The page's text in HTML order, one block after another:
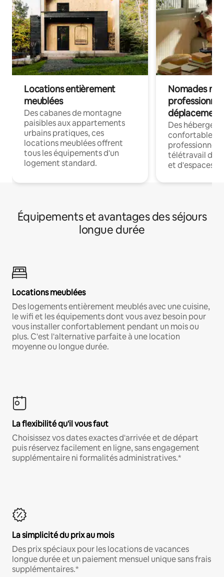
Locations entièrement
meublées
Des cabanes de montagne
paisibles aux appartements
urbains pratiques, ces
locations meublées offrent
tous les équipements d'un
logement standard.
Nomades
déplacement
Des
confortables
professionnels
télétravail
et d'espaces
Équipements et avantages des séjours
longue durée
Locations meublées
Des logements entièrement meublés avec une cuisine,
le wifi et les équipements dont vous avez besoin pour
vous installer confortablement pendant un mois ou
plus. C'est l'alternative parfaite à une location
moyenne ou longue durée.
La flexibilité qu'il vous faut
Choisissez vos dates exactes d'arrivée et de départ
puis réservez facilement en ligne, sans engagement
supplémentaire ni formalités administratives.*
La simplicité du prix au mois
Des prix spéciaux pour les locations de vacances
longue durée et un paiement mensuel unique sans frais
supplémentaires.*